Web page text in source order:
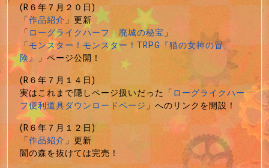
(R６年７月２０日)
「作品紹介」更新
「ローグライクハーフ 廃城の秘宝」
「モンスター！モンスター！TRPG『猫の女神の冒
険』 」ページ公開！
(R６年７月１４日)
実はこれまで隠しページ扱いだった「ローグライクハー
フ便利道具ダウンロードページ」へのリンクを開設！
(R６年７月１２日)
「作品紹介」更新
闇の森を抜けては完売！